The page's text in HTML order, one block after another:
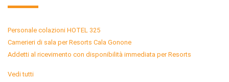
Personale colazioni HOTEL 325
Camerieri di sala per Resorts Cala Gonone
Addetti al ricevimento con disponibilità immediata per Resorts
Vedi tutti